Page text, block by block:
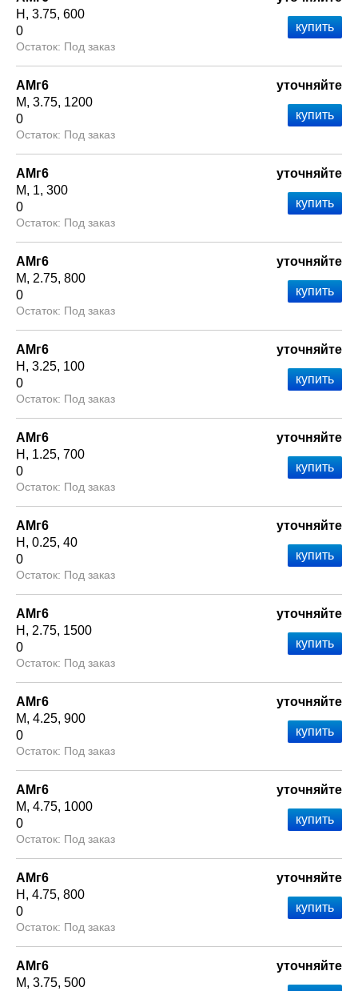
Н
3.75 600
0
Под заказ
АМг6
М 3.75 1200
0
Под заказ
уточняйте
АМг6
М
1 300
0
Под заказ
уточняйте
АМг6
М
2.75 800
0
Под заказ
уточняйте
АМг6
Н
3.25 100
0
Под заказ
уточняйте
АМг6
Н
1.25 700
0
Под заказ
уточняйте
АМг6
Н
0.25 40
0
Под заказ
уточняйте
АМг6
Н
2.75 1500
0
Под заказ
уточняйте
АМг6
М 4.25 900
0
Под заказ
уточняйте
АМг6
М 4.75 1000
0
Под заказ
уточняйте
АМг6
Н
4.75 800
0
Под заказ
уточняйте
АМг6
М 3.75 500
уточняйте